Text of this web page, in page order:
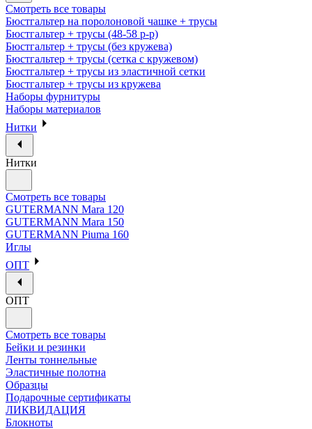
Смотреть все товары
Бюстгальтер на поролоновой чашке + трусы
Бюстгальтер + трусы (48-58 р-р)
Бюстгальтер + трусы (без кружева)
Бюстгальтер + трусы (сетка с кружевом)
Бюстгальтер + трусы из эластичной сетки
Бюстгальтер + трусы из кружева
Наборы фурнитуры
Наборы материалов
Нитки
Нитки
Смотреть все товары
GUTERMANN Mara 120
GUTERMANN Mara 150
GUTERMANN Piuma 160
Иглы
ОПТ
ОПТ
Смотреть все товары
Бейки и резинки
Ленты тоннельные
Эластичные полотна
Образцы
Подарочные сертификаты
ЛИКВИДАЦИЯ
Блокноты